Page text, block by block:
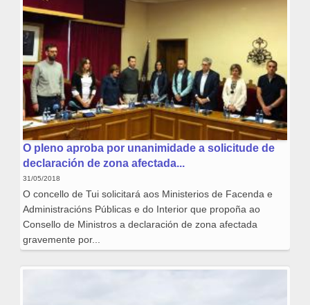
O pleno aproba por unanimidade a solicitude de
declaración de zona afectada...
31/05/2018
O concello de Tui solicitará aos Ministerios de Facenda e
Administracións Públicas e do Interior que propoña ao
Consello de Ministros a declaración de zona afectada
gravemente por...